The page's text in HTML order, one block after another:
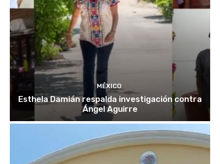
MÉXICO
Esthela Damián respalda investigación contra
Ángel Aguirre